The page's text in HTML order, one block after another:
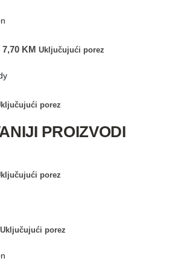
7,70 KM Uključujući porez
porez
PROIZVODI
porez
Uključujući porez